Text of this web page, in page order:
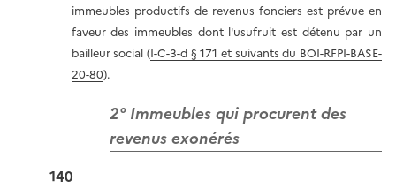
immeubles productifs de revenus fonciers est prévue en
faveur des immeubles dont l'usufruit est détenu par un
bailleur social (I-C-3-d § 171 et suivants du BOI-RFPI-BASE-
20-80).
2° Immeubles qui procurent des
revenus exonérés
140